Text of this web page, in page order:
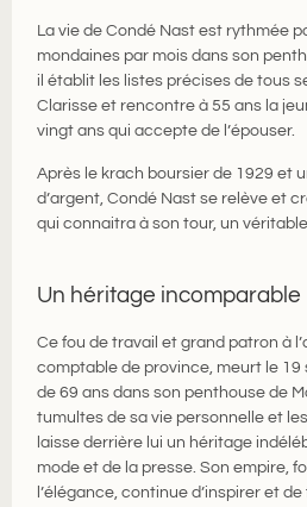
La vie de Condé Nast est rythmée
mondaines par mois dans son
il établit les listes précises de tous
Clarisse et rencontre à 55 ans la
vingt ans qui accepte de l’épouser.
Après le krach boursier de 1929 et
d’argent, Condé Nast se relève et
qui connaitra à son tour, un
Un héritage incomparable
Ce fou de travail et grand patron à
comptable de province, meurt le 19
de 69 ans dans son penthouse de
tumultes de sa vie personnelle et
laisse derrière lui un héritage
mode et de la presse. Son empire,
l’élégance, continue d’inspirer et